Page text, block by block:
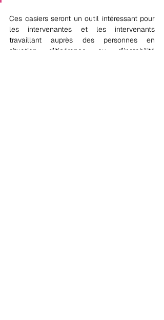
Ces casiers seront un outil intéressant pour
les intervenantes et les intervenants
travaillant auprès des personnes en
situation d’itinérance ou d’instabilité